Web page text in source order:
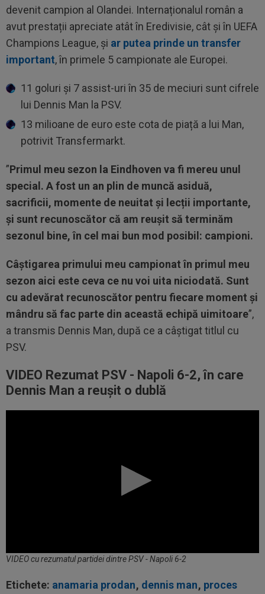
devenit campion al Olandei. Internaționalul român a
avut prestații apreciate atât în Eredivisie, cât și în UEFA
Champions League, și ar putea prinde un transfer
important, în primele 5 campionate ale Europei.
11 goluri și 7 assist-uri în 35 de meciuri sunt cifrele
lui Dennis Man la PSV.
13 milioane de euro este cota de piață a lui Man,
potrivit Transfermarkt.
”Primul meu sezon la Eindhoven va fi mereu unul
special. A fost un an plin de muncă asiduă,
sacrificii, momente de neuitat și lecții importante,
și sunt recunoscător că am reușit să terminăm
sezonul bine, în cel mai bun mod posibil: campioni.
Câștigarea primului meu campionat în primul meu
sezon aici este ceva ce nu voi uita niciodată. Sunt
cu adevărat recunoscător pentru fiecare moment și
mândru să fac parte din această echipă uimitoare”,
a transmis Dennis Man, după ce a câștigat titlul cu
PSV.
VIDEO Rezumat PSV - Napoli 6-2, în care
Dennis Man a reușit o dublă
VIDEO cu rezumatul partidei dintre PSV - Napoli 6-2
Etichete: anamaria prodan, dennis man, proces